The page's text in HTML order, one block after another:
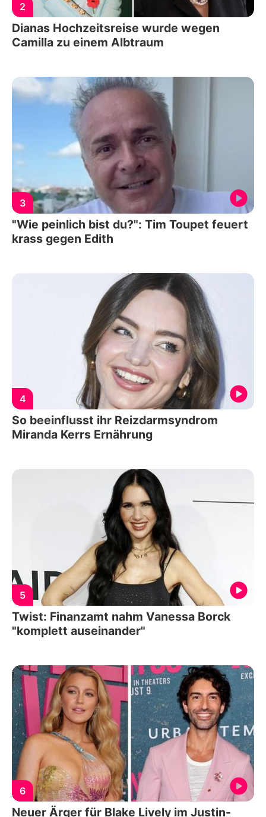
2
Dianas Hochzeitsreise wurde wegen
Camilla zu einem Albtraum
3
"Wie peinlich bist du?": Tim Toupet feuert
krass gegen Edith
4
So beeinflusst ihr Reizdarmsyndrom
Miranda Kerrs Ernährung
5
Twist: Finanzamt nahm Vanessa Borck
"komplett auseinander"
6
Neuer Ärger für Blake Lively im Justin-